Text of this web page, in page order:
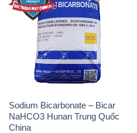
Sodium Bicarbonate – Bicar
NaHCO3 Hunan Trung Quốc
China